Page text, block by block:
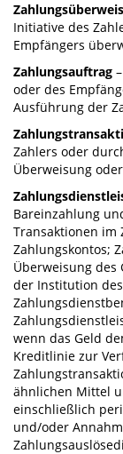
Initiative des
Empfängers
Zahlungsauftrag
oder des
Ausführung der
Zahlers oder
Überweisung
Bareinzahlung
Transaktionen im
Zahlungskontos;
Überweisung des
der Institution
wenn das Geld
Kreditlinie zur
ähnlichen Mittel
einschließlich
und/oder